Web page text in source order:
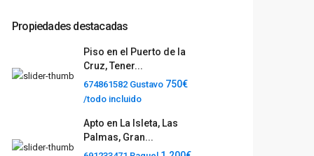
Propiedades destacadas
Piso en el Puerto de la
Cruz, Tener...
674861582 Gustavo 750€
/todo incluido
Apto en La Isleta, Las
Palmas, Gran...